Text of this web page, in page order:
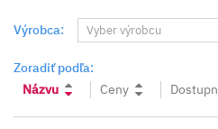
Výrobca:
Zoradiť podľa:
Názvu
Ceny